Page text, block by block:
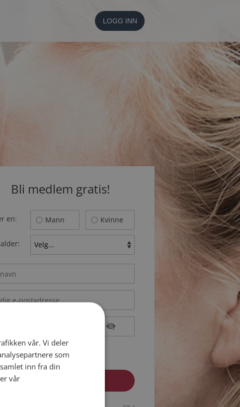
LOGG INN
Bli medlem gratis!
en: Mann Kvinne
akseptererMedlemsvilkårene
aksepterer Personvernreglene
vår. Vi deler
som
inn fra din
vår